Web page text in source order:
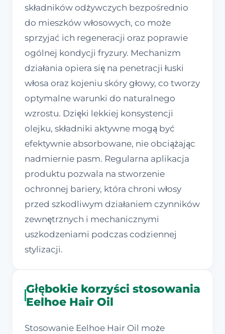
składników odżywczych bezpośrednio
do mieszków włosowych, co może
sprzyjać ich regeneracji oraz poprawie
ogólnej kondycji fryzury. Mechanizm
działania opiera się na penetracji łuski
włosa oraz kojeniu skóry głowy, co tworzy
optymalne warunki do naturalnego
wzrostu. Dzięki lekkiej konsystencji
olejku, składniki aktywne mogą być
efektywnie absorbowane, nie obciążając
nadmiernie pasm. Regularna aplikacja
produktu pozwala na stworzenie
ochronnej bariery, która chroni włosy
przed szkodliwym działaniem czynników
zewnętrznych i mechanicznymi
uszkodzeniami podczas codziennej
stylizacji.
Głębokie korzyści stosowania
Eelhoe Hair Oil
Stosowanie Eelhoe Hair Oil może